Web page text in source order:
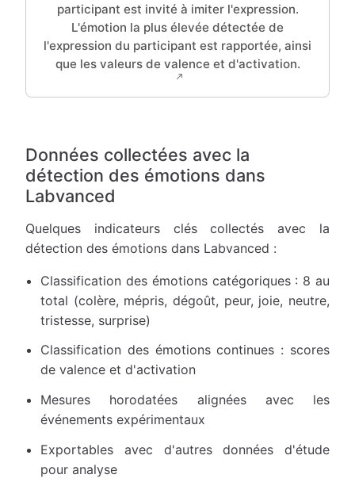
participant est invité à imiter l'expression.
L'émotion la plus élevée détectée de
l'expression du participant est rapportée, ainsi
que les valeurs de valence et d'activation.
Données collectées avec la
détection des émotions dans
Labvanced
Quelques indicateurs clés collectés avec la
détection des émotions dans Labvanced :
Classification des émotions catégoriques : 8 au
total (colère, mépris, dégoût, peur, joie, neutre,
tristesse, surprise)
Classification des émotions continues : scores
de valence et d'activation
Mesures horodatées alignées avec les
événements expérimentaux
Exportables avec d'autres données d'étude
pour analyse